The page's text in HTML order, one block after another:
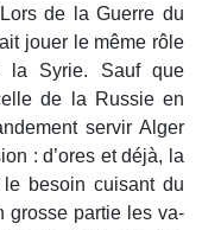
de la Guerre du
jouer le même rôle
la Syrie. Sauf que
de la Russie en
servir Alger
: d’ores et déjà, la
besoin cuisant du
grosse partie les va-